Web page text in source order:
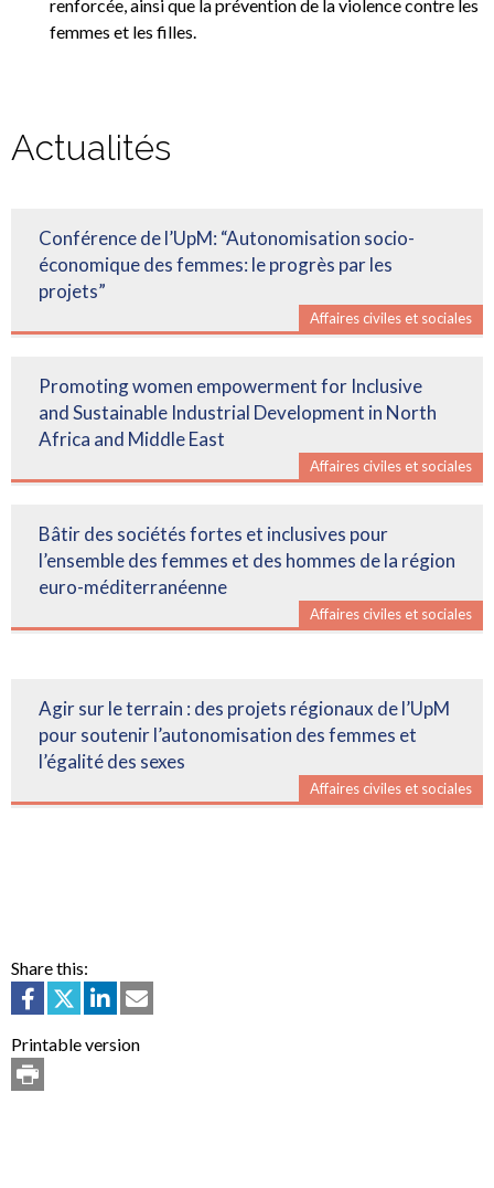
renforcée, ainsi que la prévention de la violence contre les
femmes et les filles.
Actualités
Conférence de l’UpM: “Autonomisation socio-
économique des femmes: le progrès par les
projets”
Affaires civiles et sociales
Promoting women empowerment for Inclusive
and Sustainable Industrial Development in North
Africa and Middle East
Affaires civiles et sociales
Bâtir des sociétés fortes et inclusives pour
l’ensemble des femmes et des hommes de la région
euro-méditerranéenne
Affaires civiles et sociales
Agir sur le terrain : des projets régionaux de l’UpM
pour soutenir l’autonomisation des femmes et
l’égalité des sexes
Affaires civiles et sociales
Share this:
Printable version